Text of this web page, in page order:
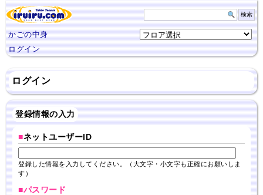
かごの中身
ログイン
ログイン
登録情報の入力
■ネットユーザーID
登録した情報を入力してください。（大文字・小文字も正確にお願いしま
す）
■パスワード